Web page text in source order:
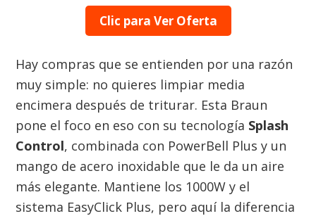
Clic para Ver Oferta
Hay compras que se entienden por una razón
muy simple: no quieres limpiar media
encimera después de triturar. Esta Braun
pone el foco en eso con su tecnología Splash
Control, combinada con PowerBell Plus y un
mango de acero inoxidable que le da un aire
más elegante. Mantiene los 1000W y el
sistema EasyClick Plus, pero aquí la diferencia